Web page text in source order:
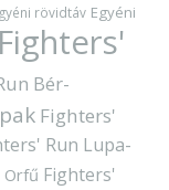
rövidtáv Egyéni
Fighters'
Bér-
Fighters'
Run Lupa-
Orfű Fighters'